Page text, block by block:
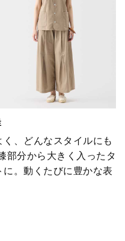
、どんなスタイルにも
部分から大きく入ったタ
。動くたびに豊かな表